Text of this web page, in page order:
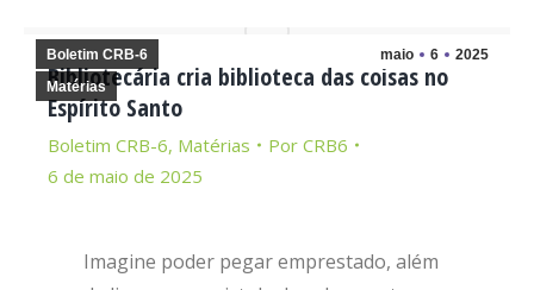
maio 6 2025
Boletim CRB-6
Matérias
Bibliotecária cria biblioteca das coisas no
Espírito Santo
Boletim CRB-6, Matérias Por CRB6
6 de maio de 2025
Imagine poder pegar emprestado, além